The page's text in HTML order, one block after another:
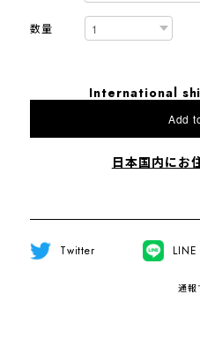
数量
International
Add
日本国内にお
Twitter LINE
通報